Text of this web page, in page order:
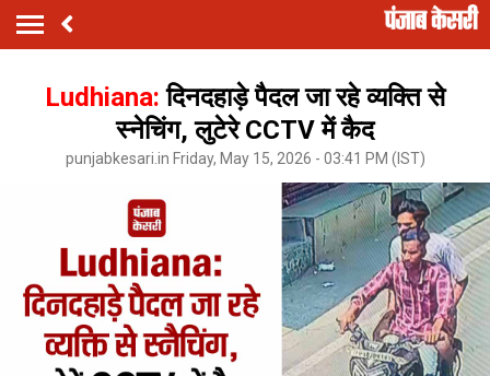
Ludhiana:दिनदहाड़े पैदल जा रहे व्यक्ति से
स्नेचिंग, लुटेरे CCTV में कैद
punjabkesari.in Friday, May 15, 2026 - 03:41 PM (IST)